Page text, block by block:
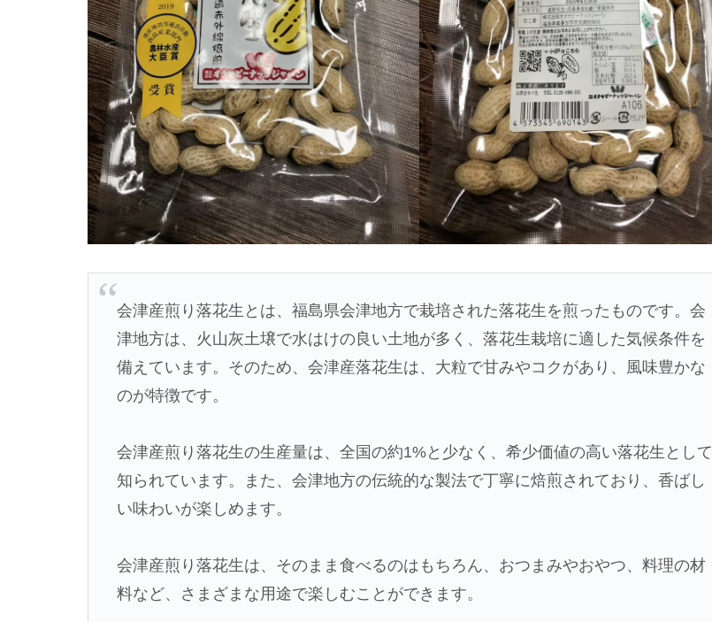
会津産煎り落花生とは、福島県会津地方で栽培された落花生を煎ったものです。会
津地方は、火山灰土壌で水はけの良い土地が多く、落花生栽培に適した気候条件を
備えています。そのため、会津産落花生は、大粒で甘みやコクがあり、風味豊かな
のが特徴です。
会津産煎り落花生の生産量は、全国の約1%と少なく、希少価値の高い落花生として
知られています。また、会津地方の伝統的な製法で丁寧に焙煎されており、香ばし
い味わいが楽しめます。
会津産煎り落花生は、そのまま食べるのはもちろん、おつまみやおやつ、料理の材
料など、さまざまな用途で楽しむことができます。